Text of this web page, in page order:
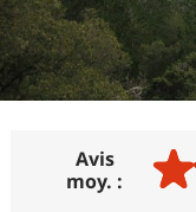
Avis
moy. :